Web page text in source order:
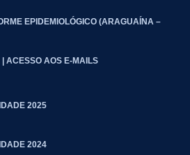
EPIDEMIOLÓGICO (ARAGUAÍNA –
ACESSO AOS E-MAILS
2025
2024